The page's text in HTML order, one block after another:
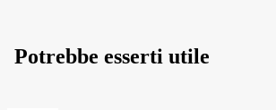
Potrebbe esserti utile